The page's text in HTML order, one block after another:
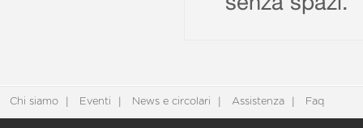
Chi siamo Eventi News e circolari Assistenza Faq